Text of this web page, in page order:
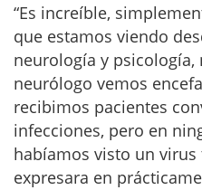
“Es increíble,
que estamos viendo
neurología y
neurólogo vemos
recibimos pacientes
infecciones, pero en
habíamos visto un virus
expresara en